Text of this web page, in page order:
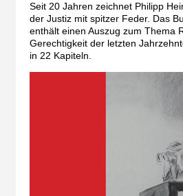
Seit 20 Jahren zeichnet Philipp
der Justiz mit spitzer Feder. Das
enthält einen Auszug zum Thema
Gerechtigkeit der letzten
in 22 Kapiteln.